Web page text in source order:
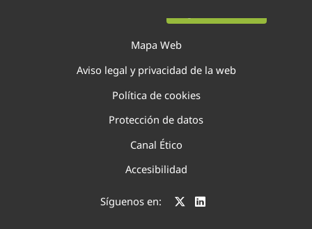
Mapa Web
Aviso legal y privacidad de la web
Política de cookies
Protección de datos
Canal Ético
Accesibilidad
Síguenos en: